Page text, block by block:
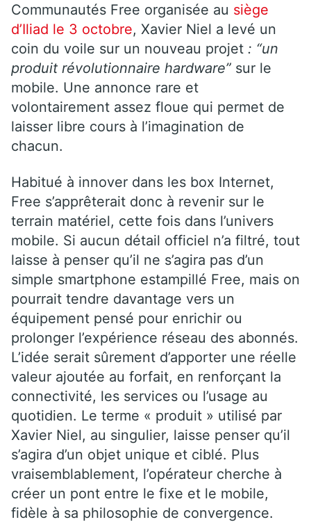
Communautés Free organisée au siège
d’Iliad le 3 octobre, Xavier Niel a levé un
coin du voile sur un nouveau projet : “un
produit révolutionnaire hardware” sur le
mobile. Une annonce rare et
volontairement assez floue qui permet de
laisser libre cours à l’imagination de
chacun.
Habitué à innover dans les box Internet,
Free s’apprêterait donc à revenir sur le
terrain matériel, cette fois dans l’univers
mobile. Si aucun détail officiel n’a filtré, tout
laisse à penser qu’il ne s’agira pas d’un
simple smartphone estampillé Free, mais on
pourrait tendre davantage vers un
équipement pensé pour enrichir ou
prolonger l’expérience réseau des abonnés.
L’idée serait sûrement d’apporter une réelle
valeur ajoutée au forfait, en renforçant la
connectivité, les services ou l’usage au
quotidien. Le terme « produit » utilisé par
Xavier Niel, au singulier, laisse penser qu’il
s’agira d’un objet unique et ciblé. Plus
vraisemblablement, l’opérateur cherche à
créer un pont entre le fixe et le mobile,
fidèle à sa philosophie de convergence.